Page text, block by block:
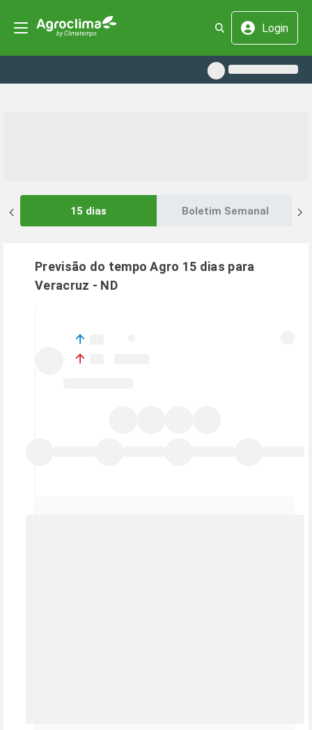
Login
15 dias Boletim Semanal
Previsão do tempo Agro 15 dias para
Veracruz - ND